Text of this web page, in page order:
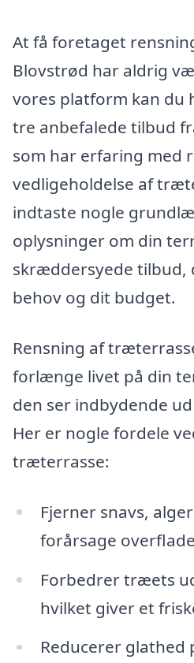
At få foretaget
Blovstrød har aldrig
vores platform kan du
tre anbefalede tilbud
som har erfaring med
vedligeholdelse af
indtaste nogle
oplysninger om din
skræddersyede tilbud,
behov og dit budget.
Rensning af
forlænge livet på din
den ser indbydende
Her er nogle fordele
træterrasse:
Fjerner snavs,
forårsage
Forbedrer træets
hvilket giver et
Reducerer glathed